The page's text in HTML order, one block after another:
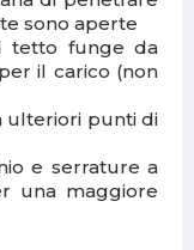
sono aperte
tetto funge da
il carico (non
ulteriori punti di
e serrature a
una maggiore